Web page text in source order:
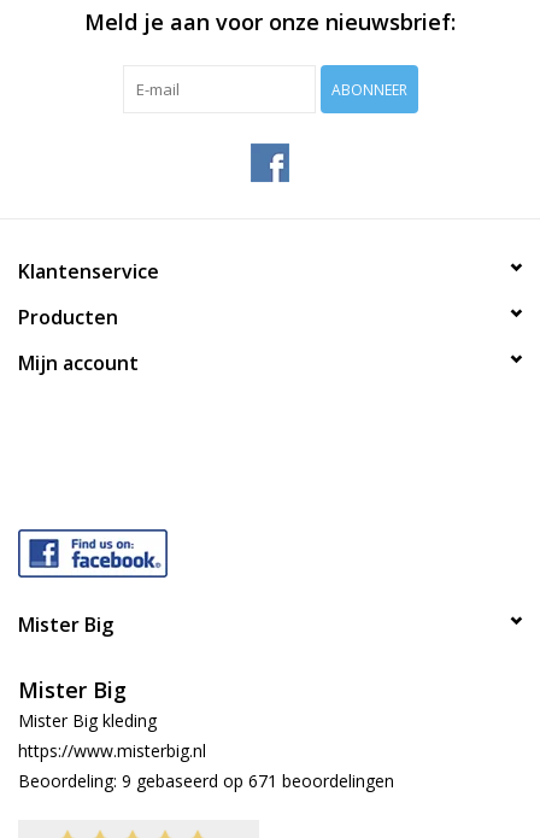
Meld je aan voor onze nieuwsbrief:
ABONNEER
Klantenservice
Producten
Mijn account
Mister Big
Mister Big
Mister Big kleding
https://www.misterbig.nl
Beoordeling: 9 gebaseerd op 671 beoordelingen